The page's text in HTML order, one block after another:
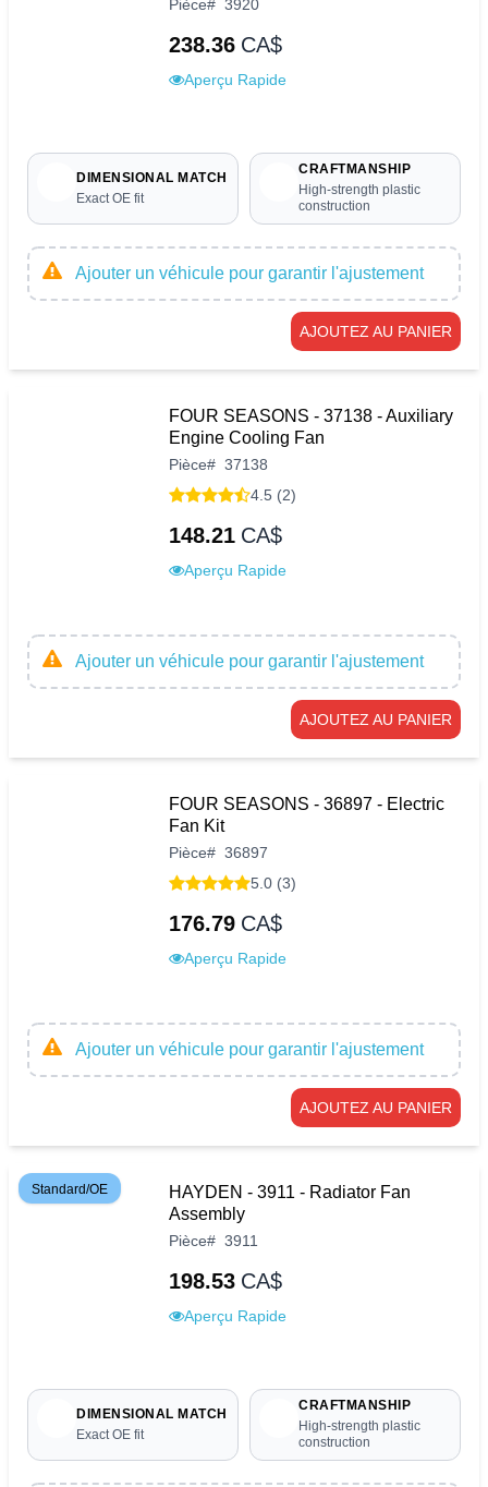
Pièce# 3920
238.36 CA$
Aperçu Rapide
DIMENSIONAL MATCH
Exact OE fit
CRAFTMANSHIP
High-strength plastic
construction
Ajouter un véhicule pour garantir l'ajustement
AJOUTEZ AU PANIER
FOUR SEASONS - 37138 - Auxiliary
Engine Cooling Fan
Pièce# 37138
4.5 (2)
148.21 CA$
Aperçu Rapide
Ajouter un véhicule pour garantir l'ajustement
AJOUTEZ AU PANIER
FOUR SEASONS - 36897 - Electric
Fan Kit
Pièce# 36897
5.0 (3)
176.79 CA$
Aperçu Rapide
Ajouter un véhicule pour garantir l'ajustement
AJOUTEZ AU PANIER
Standard/OE
HAYDEN - 3911 - Radiator Fan
Assembly
Pièce# 3911
198.53 CA$
Aperçu Rapide
DIMENSIONAL MATCH
Exact OE fit
CRAFTMANSHIP
High-strength plastic
construction